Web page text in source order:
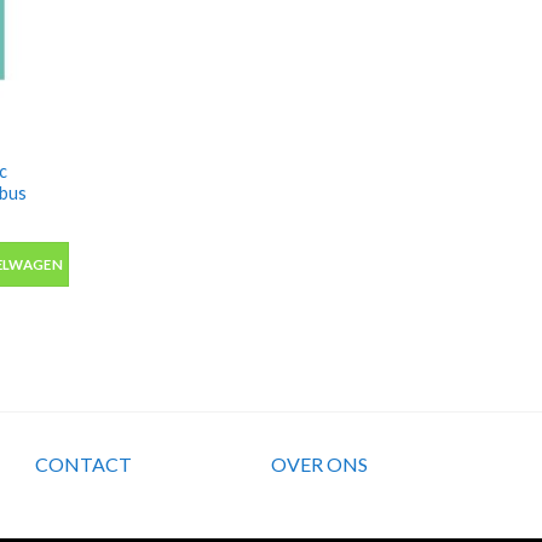
collection fietsverf in 400ml spuitbus aantal
CONTACT OVER ONS